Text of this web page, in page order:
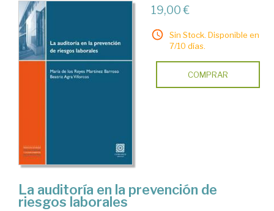
19,00 €
Sin Stock. Disponible en
7/10 días.
COMPRAR
La auditoría en la prevención de
riesgos laborales